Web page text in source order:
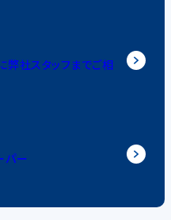
弊社スタッフまでご相
パー